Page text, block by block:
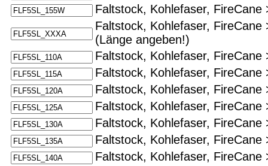
Faltstock, Kohlefaser,
Faltstock, Kohlefaser,
(Länge angeben!)
Faltstock, Kohlefaser,
Faltstock, Kohlefaser,
Faltstock, Kohlefaser,
Faltstock, Kohlefaser,
Faltstock, Kohlefaser,
Faltstock, Kohlefaser,
Faltstock, Kohlefaser,